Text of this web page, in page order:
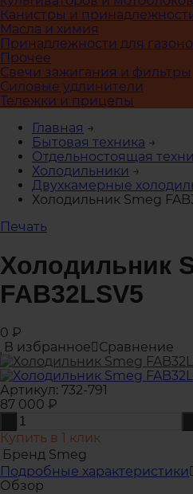
Канистры и
Масла и химия
Принадлежности для
Прочее
Свечи зажигания и фильтры
Силовые удлинители
Тележки и прицепы
Главная →
Бытовая техника →
Отдельностоящая
Холодильники →
Двухкамерные
Холодильник Smeg
Печать
Холодильник
FAB32LSV5
0 ₽
В избранное
Сравнение
Артикул: 732-791
87 000 ₽
Купить в 1 клик
Бренд Smeg
Подробные характеристики
Обзор